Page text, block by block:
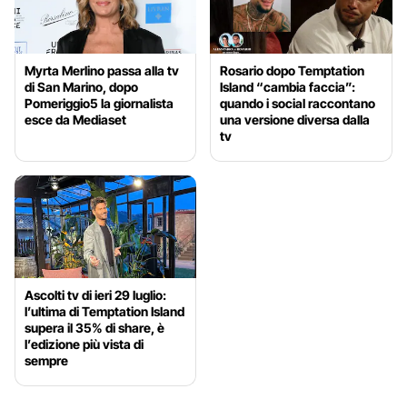
Myrta Merlino passa alla tv
di San Marino, dopo
Pomeriggio5 la giornalista
esce da Mediaset
Rosario dopo Temptation
Island “cambia faccia”:
quando i social raccontano
una versione diversa dalla
tv
Ascolti tv di ieri 29 luglio:
l’ultima di Temptation Island
supera il 35% di share, è
l’edizione più vista di
sempre